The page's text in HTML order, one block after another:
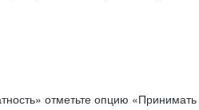
отметьте опцию «Принимать